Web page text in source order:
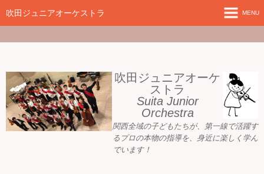
verification=nW1XDOjsXUeBk5Tr0WL2kTnlmTP78udH3yRHAbTSBv8
吹田ジュニアオーケストラ
吹田ジュニアオーケ
ストラ
Suita Junior
Orchestra
関西全域の子どもたちが、
第一線で活躍す
るプロの本物の指導を、身近に楽しく学ん
でいます！
MENU
ホーム
新着情報
活動目標
指導者ご紹介